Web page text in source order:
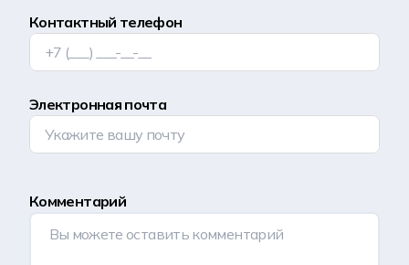
Контактный телефон
Электронная почта
Комментарий